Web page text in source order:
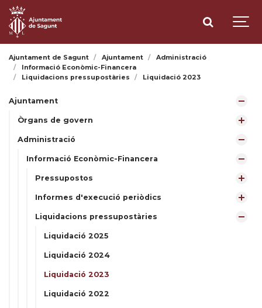
Ajuntament de Sagunt Ajuntament
Administració
Informació Econòmic-Financera
Liquidacions pressupostàries
Liquidació 2023
Ajuntament
Òrgans de govern
Administració
Informació Econòmic-Financera
Pressupostos
Informes d'execució periòdics
Liquidacions pressupostàries
Liquidació 2025
Liquidació 2024
Liquidació 2023
Liquidació 2022